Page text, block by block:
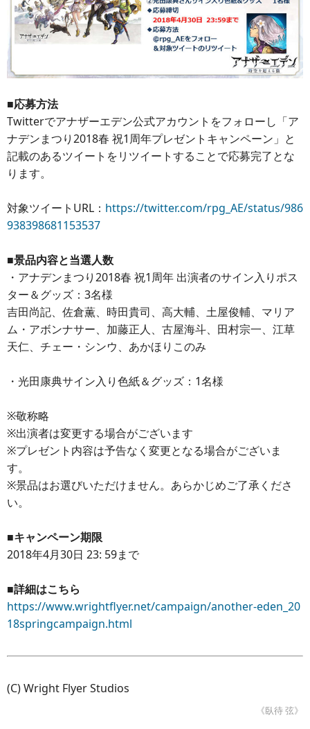
■応募方法
Twitterでアナザーエデン公式アカウントをフォローし「ア
ナデンまつり2018春 祝1周年プレゼントキャンペーン」と
記載のあるツイートをリツイートすることで応募完了とな
ります。
対象ツイートURL： https://twitter.com/rpg_AE/status/986
938398681153537
■景品内容と当選人数
・アナデンまつり2018春 祝1周年 出演者のサイン入りポス
ター＆グッズ：3名様
吉田尚記、佐倉薫、時田貴司、高大輔、土屋俊輔、マリア
ム・アボンナサー、加藤正人、古屋海斗、田村宗一、江草
天仁、チェー・シンウ、あかほりこのみ
・光田康典サイン入り色紙＆グッズ：1名様
※敬称略
※出演者は変更する場合がございます
※プレゼント内容は予告なく変更となる場合がございま
す。
※景品はお選びいただけません。あらかじめご了承くださ
い。
■キャンペーン期限
2018年4月30日 23: 59まで
■詳細はこちら
https://www.wrightflyer.net/campaign/another-eden_20
18springcampaign.html
(C) Wright Flyer Studios
《臥待 弦》